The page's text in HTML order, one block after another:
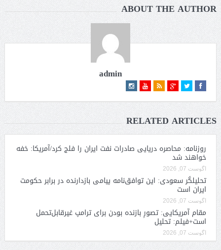
ABOUT THE AUTHOR
admin
RELATED ARTICLES
روزنامه: محاصره دریایی صادرات نفت ایران را فلج کرد/آمریکا: خفه
خواهند شد
آگوست 07, 2026
تحلیلگر سعودی: این توافق‌نامه پیامی بازدارنده در برابر حکومت
ایران است
آگوست 07, 2026
مقام آمریکایی: تصورِ بازنده بودن برای ترامپ غیرقابل‌تحمل
است+فیلم: تحلیل
آگوست 07, 2026